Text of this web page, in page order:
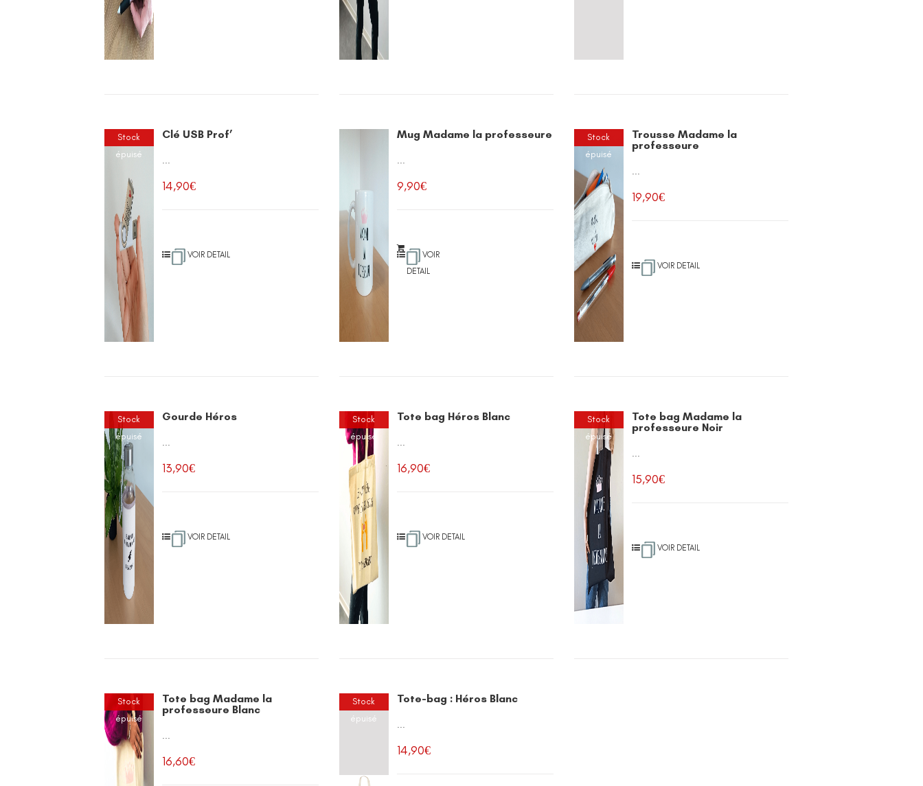
Stock
épuisé
Clé USB Prof’
...
14,90€
VOIR DETAIL
Mug Madame la professeure
...
9,90€
VOIR
DETAIL
Stock
épuisé
Trousse Madame la
professeure
...
19,90€
VOIR DETAIL
Stock
épuisé
Gourde Héros
...
13,90€
VOIR DETAIL
Stock
épuisé
Tote bag Héros Blanc
...
16,90€
VOIR DETAIL
Stock
épuisé
Tote bag Madame la
professeure Noir
...
15,90€
VOIR DETAIL
Stock
épuisé
Tote bag Madame la
professeure Blanc
...
16,60€
Stock
épuisé
Tote-bag : Héros Blanc
...
14,90€